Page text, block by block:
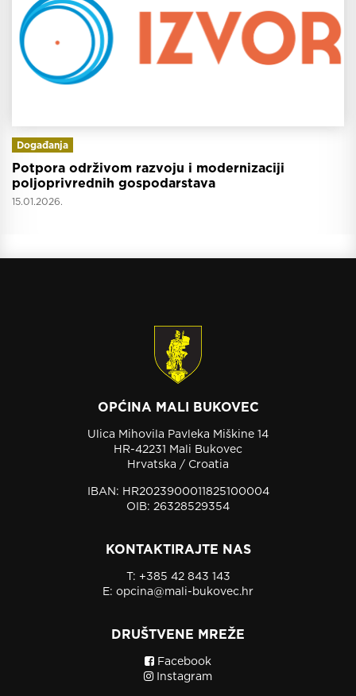
Događanja
Potpora održivom razvoju i modernizaciji
poljoprivrednih gospodarstava
15.01.2026.
OPĆINA MALI BUKOVEC
Ulica Mihovila Pavleka Miškine 14
HR-42231 Mali Bukovec
Hrvatska / Croatia
IBAN: HR2023900011825100004
OIB: 26328529354
KONTAKTIRAJTE NAS
T: +385 42 843 143
E: opcina@mali-bukovec.hr
DRUŠTVENE MREŽE
Facebook
Instagram